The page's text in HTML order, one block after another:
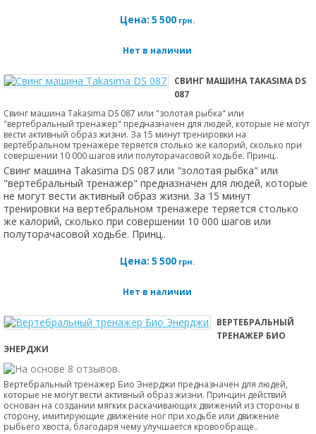
Цена: 5 500грн.
Нет в наличии
СВИНГ МАШИНА TAKASIMA DS
087
Свинг машина Takasima DS 087 или "золотая рыбка" или
"вертебральный тренажер" предназначен для людей, которые не могут
вести активный образ жизни. За 15 минут тренировки на
вертебральном тренажере теряется столько же калорий, сколько при
совершении 10 000 шагов или полуторачасовой ходьбе. Принц..
Свинг машина Takasima DS 087 или "золотая рыбка" или
"вертебральный тренажер" предназначен для людей, которые
не могут вести активный образ жизни. За 15 минут
тренировки на вертебральном тренажере теряется столько
же калорий, сколько при совершении 10 000 шагов или
полуторачасовой ходьбе. Принц..
Цена: 5 500грн.
Нет в наличии
ВЕРТЕБРАЛЬНЫЙ
ТРЕНАЖЕР БИО
ЭНЕРДЖИ
Вертебральный тренажер Био Энерджи предназначен для людей,
которые не могут вести активный образ жизни. Принцин действий
основан на создании мягких раскачивающих движений из стороны в
сторону, имитирующие движение ног при ходьбе или движение
рыбьего хвоста, благодаря чему улучшается кровообраще..